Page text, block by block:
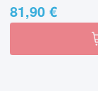
81,90 €